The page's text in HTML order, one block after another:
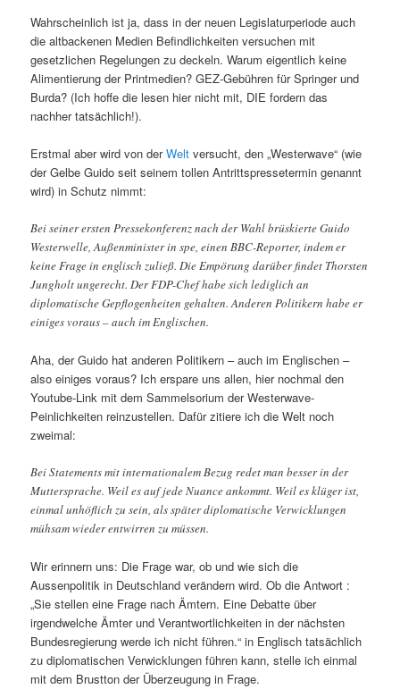
Wahrscheinlich ist ja, dass in der neuen Legislaturperiode auch
die altbackenen Medien Befindlichkeiten versuchen mit
gesetzlichen Regelungen zu deckeln. Warum eigentlich keine
Alimentierung der Printmedien? GEZ-Gebühren für Springer und
Burda? (Ich hoffe die lesen hier nicht mit, DIE fordern das
nachher tatsächlich!).
Erstmal aber wird von derWelt versucht, den „Westerwave“ (wie
der Gelbe Guido seit seinem tollen Antrittspressetermin genannt
wird) in Schutz nimmt:
Bei seiner ersten Pressekonferenz nach der Wahl brüskierte Guido
Westerwelle, Außenminister in spe, einen BBC-Reporter, indem er
keine Frage in englisch zuließ. Die Empörung darüber findet Thorsten
Jungholt ungerecht. Der FDP-Chef habe sich lediglich an
diplomatische Gepflogenheiten gehalten. Anderen Politikern habe er
einiges voraus – auch im Englischen.
Aha, der Guido hat anderen Politikern – auch im Englischen –
also einiges voraus? Ich erspare uns allen, hier nochmal den
Youtube-Link mit dem Sammelsorium der Westerwave-
Peinlichkeiten reinzustellen. Dafür zitiere ich die Welt noch
zweimal:
Bei Statements mit internationalem Bezug redet man besser in der
Muttersprache. Weil es auf jede Nuance ankommt. Weil es klüger ist,
einmal unhöflich zu sein, als später diplomatische Verwicklungen
mühsam wieder entwirren zu müssen.
Wir erinnern uns: Die Frage war, ob und wie sich die
Aussenpolitik in Deutschland verändern wird. Ob die Antwort :
„Sie stellen eine Frage nach Ämtern. Eine Debatte über
irgendwelche Ämter und Verantwortlichkeiten in der nächsten
Bundesregierung werde ich nicht führen.“ in Englisch tatsächlich
zu diplomatischen Verwicklungen führen kann, stelle ich einmal
mit dem Brustton der Überzeugung in Frage.